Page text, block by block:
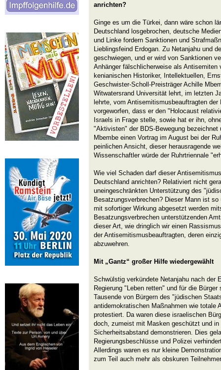
anrichten?
Ginge es um die Türkei, dann wäre schon
Deutschland losgebrochen, deutsche
und Linke fordern Sanktionen und
Lieblingsfeind Erdogan. Zu Netanjahu und
geschwiegen, und er wird von Sanktionen
Anhänger fälschlicherweise als Antisemiten
kenianischen Historiker, Intellektuellen,
Geschwister-Scholl-Preisträger Achille
Witwatersrand Universität lehrt, im letzten
lehrte, vom Antisemitismusbeauftragten
vorgeworfen, dass er den "Holocaust
Israels in Frage stelle, sowie hat er ihn,
"Aktivisten" der BDS-Bewegung
Mbembe einen Vortrag im August bei der
peinlichen Ansicht, dieser herausragende
Wissenschaftler würde der Ruhrtriennale
Wie viel Schaden darf dieser
Deutschland anrichten? Relativiert nicht
uneingeschränkten Unterstützung des
Besatzungsverbrechen? Dieser Mann ist
mit sofortiger Wirkung abgesetzt werden
Besatzungsverbrechen unterstützenden
dieser Art, wie dringlich wir einen
der Antisemitismusbeauftragten, deren
abzuwehren.
Mit „Gantz“ großer Hilfe wiedergewählt
Schwülstig verkündete Netanjahu nach der
Regierung "Leben retten" und für die
Tausende von Bürgern des "jüdischen
antidemokratischen Maßnahmen wie totale
protestiert. Da waren diese israelischen
doch, zumeist mit Masken geschützt und in
Sicherheitsabstand demonstrieren. Dies
Regierungsbeschlüsse und Polizei
Allerdings waren es nur kleine
zum Teil auch mehr als obskuren